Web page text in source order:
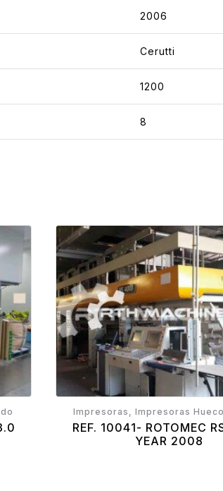
2006
Cerutti
1200
8
Impresoras, Impresoras
REF. 10041- ROTOMEC
YEAR 2008